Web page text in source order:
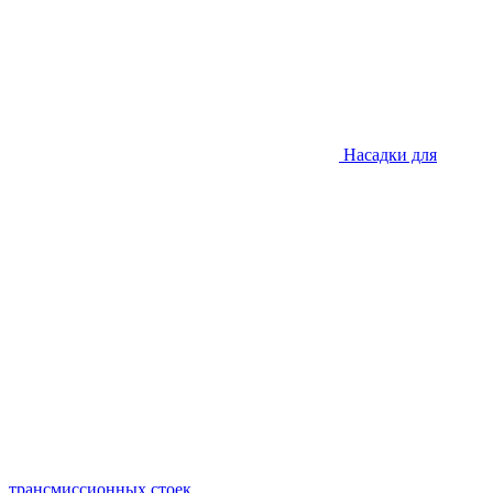
Насадки для
трансмиссионных стоек